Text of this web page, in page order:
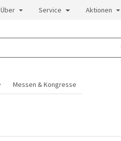
Über Service Aktionen
Messen & Kongresse